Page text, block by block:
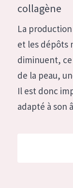
Hydratation et
Réduction des
Régénération
Peau
TYPE DE
German
Spanish
Greek
collagène
La
et les dépôts
diminuent,
de la peau,
Il est donc
adapté à son